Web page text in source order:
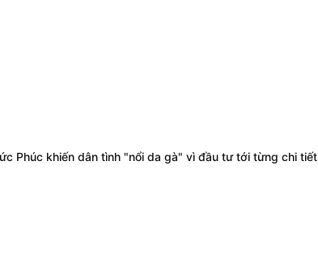
Phúc khiến dân tình "nổi da gà" vì đầu tư tới từng chi tiết